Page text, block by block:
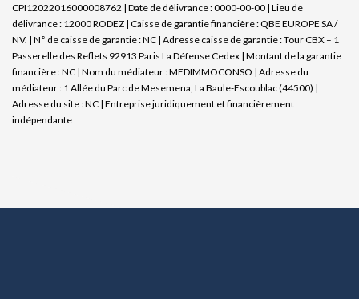
CPI12022016000008762 | Date de délivrance : 0000-00-00 | Lieu de
délivrance : 12000 RODEZ | Caisse de garantie financière : QBE EUROPE SA /
NV. | N° de caisse de garantie : NC | Adresse caisse de garantie : Tour CBX – 1
Passerelle des Reflets 92913 Paris La Défense Cedex | Montant de la garantie
financière : NC | Nom du médiateur : MEDIMMOCONSO | Adresse du
médiateur : 1 Allée du Parc de Mesemena, La Baule-Escoublac (44500) |
Adresse du site : NC | Entreprise juridiquement et financièrement
indépendante